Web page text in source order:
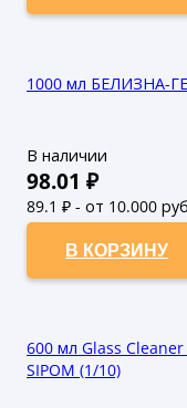
1000 мл БЕЛИЗНА-
В наличии
98.01 ₽
89.1 ₽ - от 10.000
81₽ - от 50.000
В КОРЗИНУ
600 мл Glass
SIPOM (1/10)